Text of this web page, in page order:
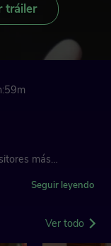
tráiler
más
como actor
Seguir leyendo
Ver todo